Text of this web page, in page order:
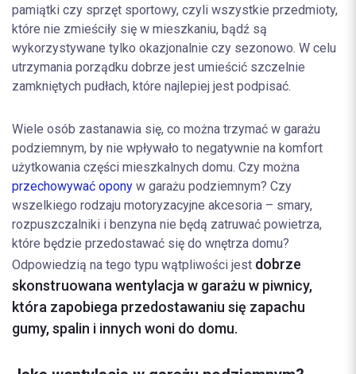
pamiątki czy sprzęt sportowy, czyli wszystkie przedmioty,
które nie zmieściły się w mieszkaniu, bądź są
wykorzystywane tylko okazjonalnie czy sezonowo. W celu
utrzymania porządku dobrze jest umieścić szczelnie
zamkniętych pudłach, które najlepiej jest podpisać.
Wiele osób zastanawia się, co można trzymać w garażu
podziemnym, by nie wpływało to negatywnie na komfort
użytkowania części mieszkalnych domu. Czy można
przechowywać opony w garażu podziemnym? Czy
wszelkiego rodzaju motoryzacyjne akcesoria – smary,
rozpuszczalniki i benzyna nie będą zatruwać powietrza,
które będzie przedostawać się do wnętrza domu?
Odpowiedzią na tego typu wątpliwości jest dobrze
skonstruowana wentylacja w garażu w piwnicy,
która zapobiega przedostawaniu się zapachu
gumy, spalin i innych woni do domu.